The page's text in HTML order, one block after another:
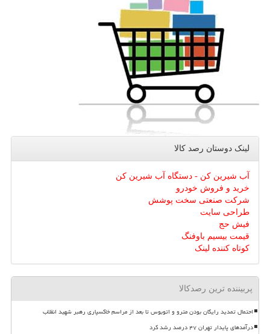
لینک دوستان رصد كالا
آب شیرین کن - دستگاه آب شیرین کن
خرید و فروش خودرو
شرکت صنعتی سخت پوشش
طراحی سایت
فیش حج
قیمت بیسیم باوفنگ
کوتاه کننده لینک
پربیننده ترین رصدکالا
احتمال تمدید رایگان بودن مترو و اتوبوس تا بعد از مراسم خاکسپاری رهبر شهید انقلاب
درآمدهای پایدار تهران ۴۷ درصد رشد کرد